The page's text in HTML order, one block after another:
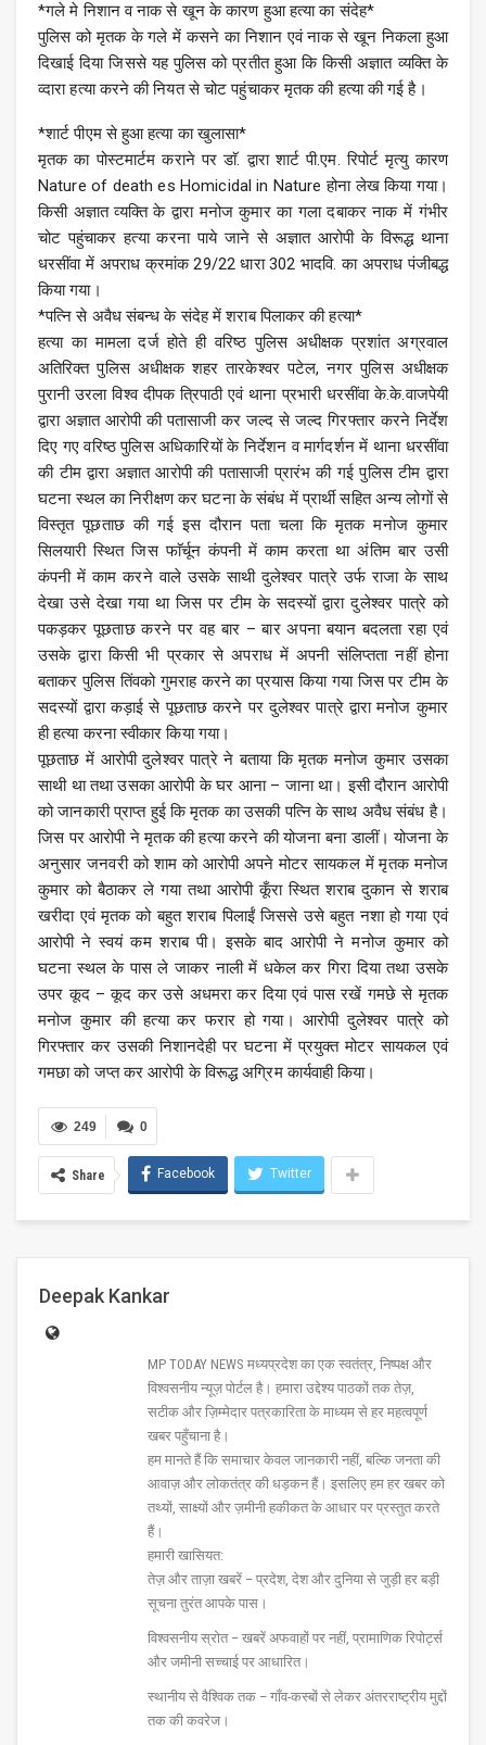
*गले मे निशान व नाक से खून के कारण हुआ हत्या का संदेह*
पुलिस को मृतक के गले में कसने का निशान एवं नाक से खून निकला हुआ
दिखाई दिया जिससे यह पुलिस को प्रतीत हुआ कि किसी अज्ञात व्यक्ति के
व्दारा हत्या करने की नियत से चोट पहुंचाकर मृतक की हत्या की गई है।
*शार्ट पीएम से हुआ हत्या का खुलासा*
मृतक का पोस्टमार्टम कराने पर डाॅ. द्वारा शार्ट पी.एम. रिपोर्ट मृत्यु कारण
Nature of death es Homicidal in Nature होना लेख किया गया।
किसी अज्ञात व्यक्ति के द्वारा मनोज कुमार का गला दबाकर नाक में गंभीर
चोट पहुंचाकर हत्या करना पाये जाने से अज्ञात आरोपी के विरूद्ध थाना
धरसींवा में अपराध क्रमांक 29/22 धारा 302 भादवि. का अपराध पंजीबद्ध
किया गया।
*पत्नि से अवैध संबन्ध के संदेह में शराब पिलाकर की हत्या*
हत्या का मामला दर्ज होते ही वरिष्ठ पुलिस अधीक्षक प्रशांत अग्रवाल
अतिरिक्त पुलिस अधीक्षक शहर तारकेश्वर पटेल, नगर पुलिस अधीक्षक
पुरानी उरला विश्व दीपक त्रिपाठी एवं थाना प्रभारी धरसींवा के.के.वाजपेयी
द्वारा अज्ञात आरोपी की पतासाजी कर जल्द से जल्द गिरफ्तार करने निर्देश
दिए गए वरिष्ठ पुलिस अधिकारियों के निर्देशन व मार्गदर्शन में थाना धरसींवा
की टीम द्वारा अज्ञात आरोपी की पतासाजी प्रारंभ की गई पुलिस टीम द्वारा
घटना स्थल का निरीक्षण कर घटना के संबंध में प्रार्थी सहित अन्य लोगों से
विस्तृत पूछताछ की गई इस दौरान पता चला कि मृतक मनोज कुमार
सिलयारी स्थित जिस फाॅर्चून कंपनी में काम करता था अंतिम बार उसी
कंपनी में काम करने वाले उसके साथी दुलेश्वर पात्रे उर्फ राजा के साथ
देखा उसे देखा गया था जिस पर टीम के सदस्यों द्वारा दुलेश्वर पात्रे को
पकड़कर पूछताछ करने पर वह बार – बार अपना बयान बदलता रहा एवं
उसके द्वारा किसी भी प्रकार से अपराध में अपनी संलिप्तता नहीं होना
बताकर पुलिस तिंवको गुमराह करने का प्रयास किया गया जिस पर टीम के
सदस्यों द्वारा कड़ाई से पूछताछ करने पर दुलेश्वर पात्रे द्वारा मनोज कुमार
ही हत्या करना स्वीकार किया गया।
पूछताछ में आरोपी दुलेश्वर पात्रे ने बताया कि मृतक मनोज कुमार उसका
साथी था तथा उसका आरोपी के घर आना – जाना था। इसी दौरान आरोपी
को जानकारी प्राप्त हुई कि मृतक का उसकी पत्नि के साथ अवैध संबंध है।
जिस पर आरोपी ने मृतक की हत्या करने की योजना बना डालीं। योजना के
अनुसार जनवरी को शाम को आरोपी अपने मोटर सायकल में मृतक मनोज
कुमार को बैठाकर ले गया तथा आरोपी कूँरा स्थित शराब दुकान से शराब
खरीदा एवं मृतक को बहुत शराब पिलाईं जिससे उसे बहुत नशा हो गया एवं
आरोपी ने स्वयं कम शराब पी। इसके बाद आरोपी ने मनोज कुमार को
घटना स्थल के पास ले जाकर नाली में धकेल कर गिरा दिया तथा उसके
उपर कूद – कूद कर उसे अधमरा कर दिया एवं पास रखें गमछे से मृतक
मनोज कुमार की हत्या कर फरार हो गया। आरोपी दुलेश्वर पात्रे को
गिरफ्तार कर उसकी निशानदेही पर घटना में प्रयुक्त मोटर सायकल एवं
गमछा को जप्त कर आरोपी के विरूद्ध अग्रिम कार्यवाही किया।
0
249
Share Facebook Twitter
Deepak Kankar
MP TODAY NEWS मध्यप्रदेश का एक स्वतंत्र, निष्पक्ष और
विश्वसनीय न्यूज़ पोर्टल है। हमारा उद्देश्य पाठकों तक तेज़,
सटीक और ज़िम्मेदार पत्रकारिता के माध्यम से हर महत्वपूर्ण
खबर पहुँचाना है।
हम मानते हैं कि समाचार केवल जानकारी नहीं, बल्कि जनता की
आवाज़ और लोकतंत्र की धड़कन हैं। इसलिए हम हर खबर को
तथ्यों, साक्ष्यों और ज़मीनी हकीकत के आधार पर प्रस्तुत करते
हैं।
हमारी खासियत:
तेज़ और ताज़ा खबरें – प्रदेश, देश और दुनिया से जुड़ी हर बड़ी
सूचना तुरंत आपके पास।
विश्वसनीय स्रोत – खबरें अफवाहों पर नहीं, प्रामाणिक रिपोर्ट्स
और जमीनी सच्चाई पर आधारित।
स्थानीय से वैश्विक तक – गाँव-कस्बों से लेकर अंतरराष्ट्रीय मुद्दों
तक की कवरेज।